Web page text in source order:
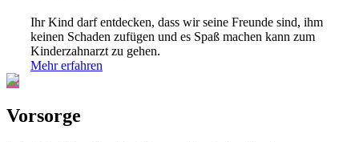
Ihr Kind darf entdecken, dass wir seine Freunde sind, ihm
keinen Schaden zufügen und es Spaß machen kann zum
Kinderzahnarzt zu gehen.
Mehr erfahren
Vorsorge